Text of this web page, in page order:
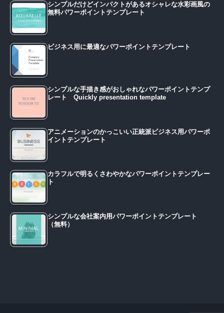
シンプルだけどインパクトがあるオシャレな水彩画風の
無料パワーポイントテンプレート
ビジネス用に最適なパワーポイントテンプレート
シンプルな手描き感がおしゃれなパワーポイントテンプ
レート Quickly presentation template
アニメーションのかっこいい正統派ビジネス用パワーポ
イントテンプレート
カラフルで明るくさわやかなパワーポイントテンプレー
ト
シンプルな会社案内用パワーポイントテンプレート
（無料）